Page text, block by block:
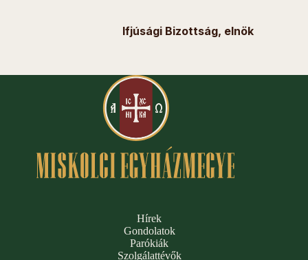
Ifjúsági Bizottság, elnök
Hírek
Gondolatok
Parókiák
Szolgálattévők